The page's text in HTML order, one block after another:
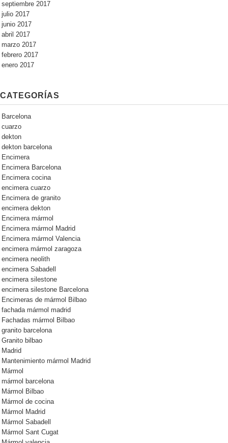
septiembre 2017
julio 2017
junio 2017
abril 2017
marzo 2017
febrero 2017
enero 2017
CATEGORÍAS
Barcelona
cuarzo
dekton
dekton barcelona
Encimera
Encimera Barcelona
Encimera cocina
encimera cuarzo
Encimera de granito
encimera dekton
Encimera mármol
Encimera mármol Madrid
Encimera mármol Valencia
encimera mármol zaragoza
encimera neolith
encimera Sabadell
encimera silestone
encimera silestone Barcelona
Encimeras de mármol Bilbao
fachada mármol madrid
Fachadas mármol Bilbao
granito barcelona
Granito bilbao
Madrid
Mantenimiento mármol Madrid
Mármol
mármol barcelona
Mármol Bilbao
Mármol de cocina
Mármol Madrid
Mármol Sabadell
Mármol Sant Cugat